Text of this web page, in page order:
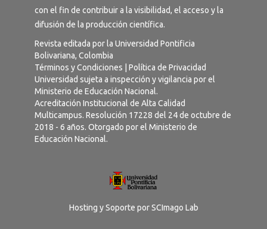
con el fin de contribuir a la visibilidad, el acceso y la
difusión de la producción científica.
Revista editada por la Universidad Pontificia
Bolivariana, Colombia
Términos y Condiciones
Política de Privacidad
Universidad sujeta a inspección y vigilancia por el
Ministerio de Educación Nacional.
Acreditación Institucional de Alta Calidad
Multicampus. Resolución 17228 del 24 de octubre de
2018 - 6 años. Otorgado por el Ministerio de
Educación Nacional.
Hosting y Soporte porSCImago Lab